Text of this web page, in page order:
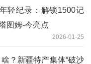
轻纪录：解锁1500记
图姆-今亮点
2026-01-25
？新疆特产集体“破沙